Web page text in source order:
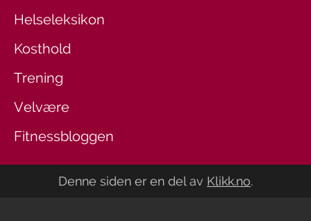
Helseleksikon
Kosthold
Trening
Velvære
Fitnessbloggen
Denne siden er en del av Klikk.no.